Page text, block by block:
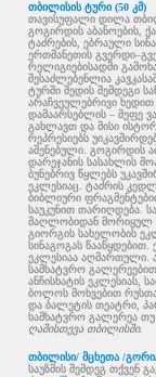
თბილისის ტური (50 კმ)
თავისუფალი დილა
გოგირდის აბანოების,
ტაძრების, ებრაული
ერთმანეთის
რელიგიებისადმი
შესაძლებენლია
ტურში შედის შემდეგი
არაჩვეულებრივი
დამაარსებლის – მეფე
გახლავთ და მისი
რეპრესიებს
აშენებული. გოგირდის
დარეჯანის სასახლის
ბუნებრივ წყლებს
ეკლესიაც. ტაძრის
ბიბლიური
საუკუნით თარიღდება.
მაღლობიდან მორიყულ
გიორგის სახელობის
სინაგოგას
ეკლესიაა აღმართული.
სამხატვრო
ანჩისხატის ეკლესიას,
ბოლოს მოხვებით
და ბალეტის თეატრი,
სამხატვრო გალერეა
ღამისთევა თბილისში.
თბილისი/ მცხეთა /
საუზმის შემდეგ თქვენ